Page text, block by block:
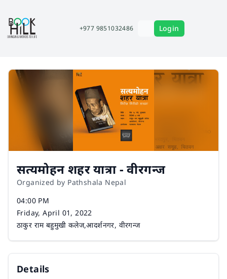
+977 9851032486 Login
सत्यमोहन शहर यात्रा - वीरगन्ज
Organized by Pathshala Nepal
Time
04:00 PM
Date
Friday, April 01, 2022
Venue
ठाकुर राम बहुमुखी कलेज,आदर्शनगर, वीरगन्ज
Details